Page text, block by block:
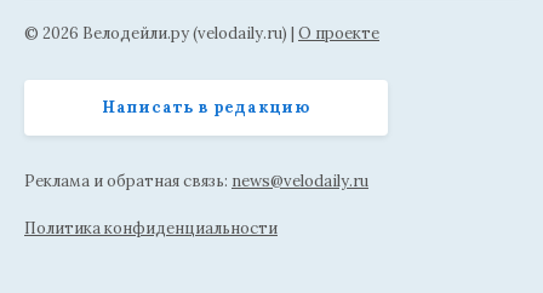
© 2026 Велодейли.ру (velodaily.ru) | О проекте
Написать в редакцию
Реклама и обратная связь: news@velodaily.ru
Политика конфиденциальности